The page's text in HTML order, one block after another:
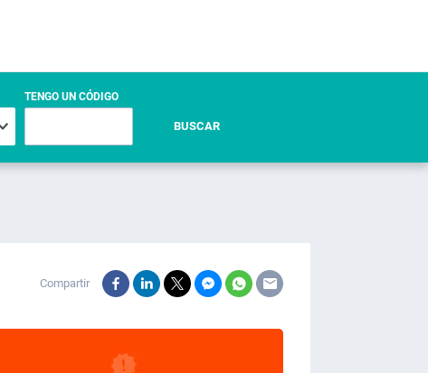
TENGO UN CÓDIGO
BUSCAR
Compartir